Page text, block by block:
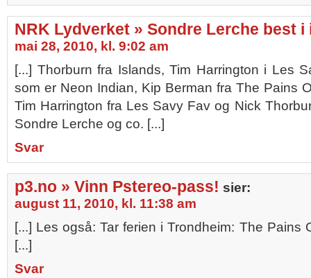
NRK Lydverket » Sondre Lerche best
mai 28, 2010, kl. 9:02 am
[...] Thorburn fra Islands, Tim Harrington i Les
som er Neon Indian, Kip Berman fra The Pains
Tim Harrington fra Les Savy Fav og Nick
Sondre Lerche og co. [...]
Svar
p3.no » Vinn Pstereo-pass! sier:
august 11, 2010, kl. 11:38 am
[...] Les også: Tar ferien i Trondheim: The Pains
[...]
Svar